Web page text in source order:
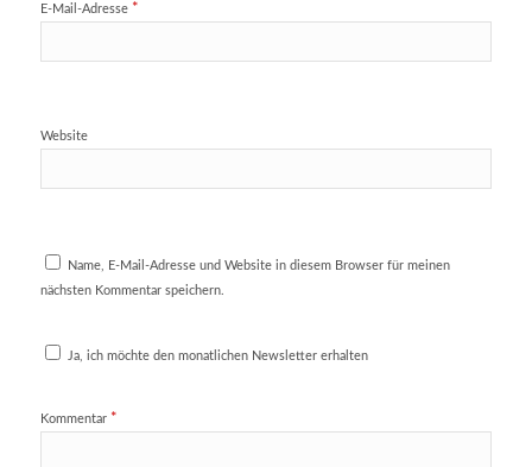
E-Mail-Adresse *
Website
Name, E-Mail-Adresse und Website in diesem Browser für meinen
nächsten Kommentar speichern.
Ja, ich möchte den monatlichen Newsletter erhalten
Kommentar *